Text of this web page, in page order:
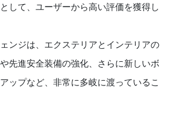
して、ユーザーから高い評価を獲得し
ンジは、エクステリアとインテリアの
先進安全装備の強化、さらに新しいボ
ップなど、非常に多岐に渡っているこ